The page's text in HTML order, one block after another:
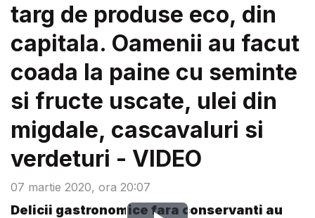
07 martie 2020, ora 20:07
targ de produse eco, din
capitala. Oamenii au facut
coada la paine cu seminte
si fructe uscate, ulei din
migdale, cascavaluri si
verdeturi - VIDEO
Delicii gastronomice fara conservanti au